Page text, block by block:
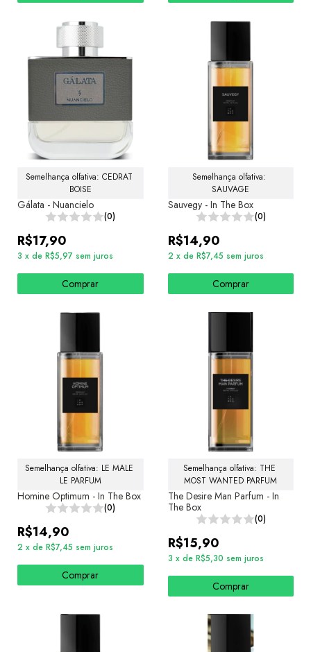
Semelhança olfativa: CEDRAT
BOISE
Gálata - Nuancielo
(0)
R$17,90
3 x de R$5,97 sem juros
Comprar
Semelhança olfativa:
SAUVAGE
Sauvegy - In The Box
(0)
R$14,90
2 x de R$7,45 sem juros
Comprar
Semelhança olfativa: LE MALE
LE PARFUM
Homine Optimum - In The Box
(0)
R$14,90
2 x de R$7,45 sem juros
Comprar
Semelhança olfativa: THE
MOST WANTED PARFUM
The Desire Man Parfum - In
The Box
(0)
R$15,90
3 x de R$5,30 sem juros
Comprar